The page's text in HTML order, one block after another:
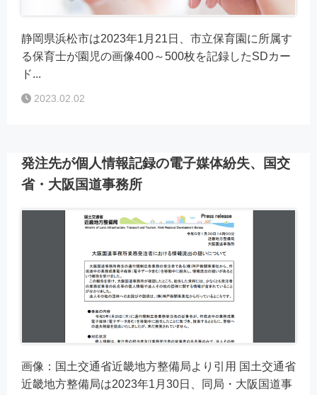
静岡県浜松市は2023年1月21日、市立保育園に所属す
る保育士が園児の画像400～500枚を記録したSDカー
ド...
2023.02.02
発注先が個人情報記録の電子媒体紛失、国交
省・大阪国道事務所
画像：国土交通省近畿地方整備局より引用 国土交通省
近畿地方整備局は2023年1月30日、同局・大阪国道事